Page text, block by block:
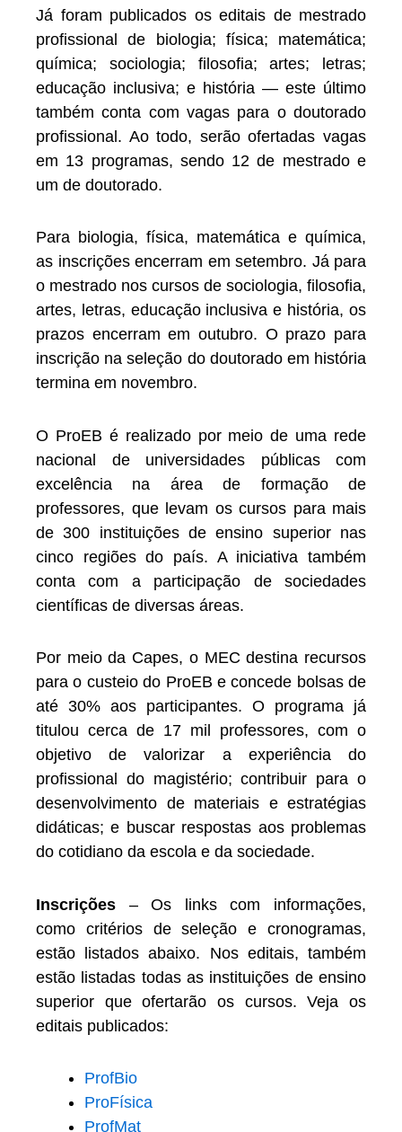
Já foram publicados os editais de mestrado
profissional de biologia; física; matemática;
química; sociologia; filosofia; artes; letras;
educação inclusiva; e história — este último
também conta com vagas para o doutorado
profissional. Ao todo, serão ofertadas vagas
em 13 programas, sendo 12 de mestrado e
um de doutorado.
Para biologia, física, matemática e química,
as inscrições encerram em setembro. Já para
o mestrado nos cursos de sociologia, filosofia,
artes, letras, educação inclusiva e história, os
prazos encerram em outubro. O prazo para
inscrição na seleção do doutorado em história
termina em novembro.
O ProEB é realizado por meio de uma rede
nacional de universidades públicas com
excelência na área de formação de
professores, que levam os cursos para mais
de 300 instituições de ensino superior nas
cinco regiões do país. A iniciativa também
conta com a participação de sociedades
científicas de diversas áreas.
Por meio da Capes, o MEC destina recursos
para o custeio do ProEB e concede bolsas de
até 30% aos participantes. O programa já
titulou cerca de 17 mil professores, com o
objetivo de valorizar a experiência do
profissional do magistério; contribuir para o
desenvolvimento de materiais e estratégias
didáticas; e buscar respostas aos problemas
do cotidiano da escola e da sociedade.
Inscrições – Os links com informações,
como critérios de seleção e cronogramas,
estão listados abaixo. Nos editais, também
estão listadas todas as instituições de ensino
superior que ofertarão os cursos. Veja os
editais publicados:
ProfBio
ProFísica
ProfMat